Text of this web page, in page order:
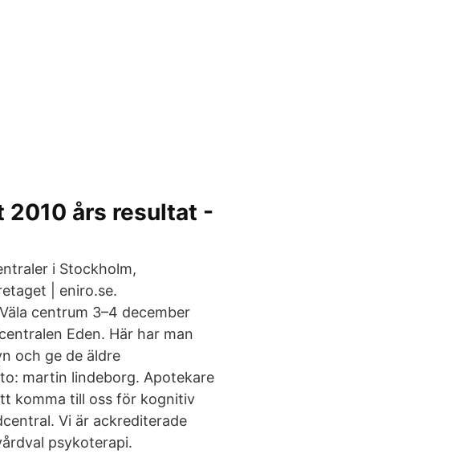
års resultat -
i Stockholm,
| eniro.se.
centrum 3–4 december
Eden. Här har man
och ge de äldre
martin lindeborg. Apotekare
komma till oss för kognitiv
Vi är ackrediterade
psykoterapi.